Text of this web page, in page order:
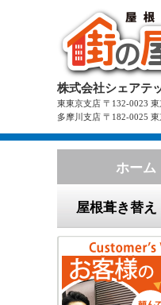
株式会社シェアテ
東東京支店 〒132-0023
多摩川支店 〒182-0025
ホーム
屋根葺き替え